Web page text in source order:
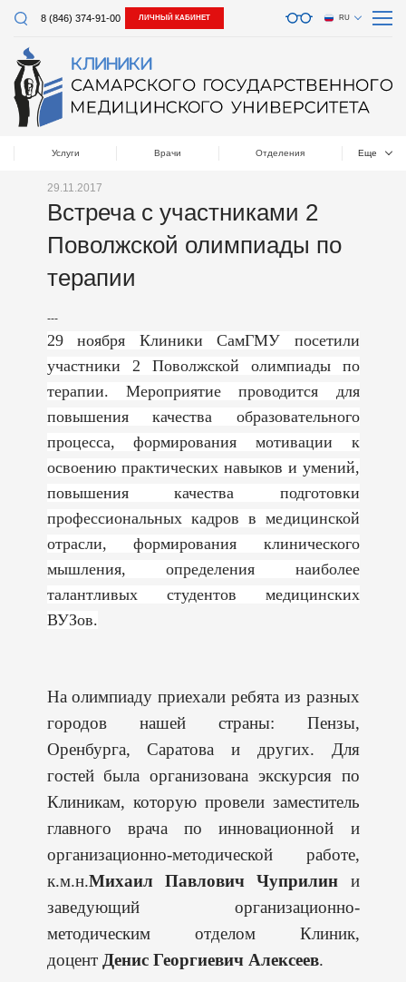
8 (846) 374-91-00 ЛИЧНЫЙ КАБИНЕТ RU
Услуги Врачи Отделения Еще
29.11.2017
Встреча с участниками 2
Поволжской олимпиады по
терапии
---
29 ноября Клиники СамГМУ посетили
участники 2 Поволжской олимпиады по
терапии. Мероприятие проводится для
повышения качества образовательного
процесса, формирования мотивации к
освоению практических навыков и умений,
повышения качества подготовки
профессиональных кадров в медицинской
отрасли, формирования клинического
мышления, определения наиболее
талантливых студентов медицинских
ВУЗов.
На олимпиаду приехали ребята из разных
городов нашей страны: Пензы,
Оренбурга, Саратова и других. Для
гостей была организована экскурсия по
Клиникам, которую провели заместитель
главного врача по инновационной и
организационно-методической работе,
к.м.н.Михаил Павлович Чуприлин и
заведующий организационно-
методическим отделом Клиник,
доцент Денис Георгиевич Алексеев.